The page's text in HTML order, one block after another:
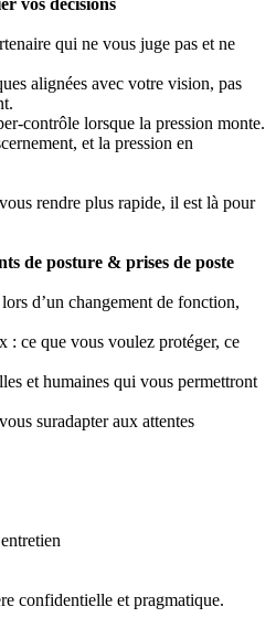
qui ne vous juge pas et ne
alignées avec votre vision, pas
contrôle lorsque la pression monte.
et la pression en
rendre plus rapide, il est là pour
de posture & prises de poste
d’un changement de fonction,
: ce que vous voulez protéger, ce
et humaines qui vous permettront
suradapter aux attentes
confidentielle et pragmatique.